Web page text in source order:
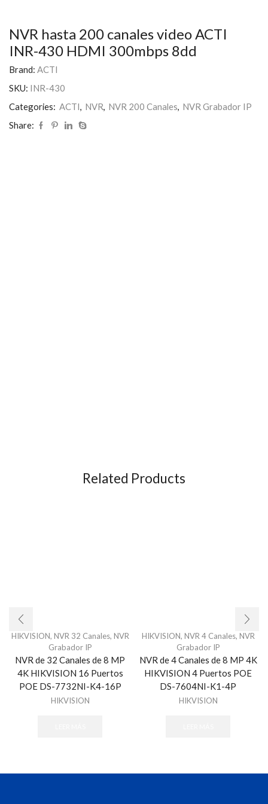
NVR hasta 200 canales video ACTI
INR-430 HDMI 300mbps 8dd
Brand: ACTI
SKU: INR-430
Categories: ACTI, NVR, NVR 200 Canales, NVR Grabador IP
Share:
Related Products
HIKVISION, NVR 32 Canales, NVR
Grabador IP
NVR de 32 Canales de 8 MP
4K HIKVISION 16 Puertos
POE DS-7732NI-K4-16P
HIKVISION
HIKVISION, NVR 4 Canales, NVR
Grabador IP
NVR de 4 Canales de 8 MP 4K
HIKVISION 4 Puertos POE
DS-7604NI-K1-4P
HIKVISION